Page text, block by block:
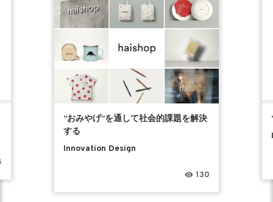
”おみやげ”を通して社会的課題を解決
する
Innovation Design
130